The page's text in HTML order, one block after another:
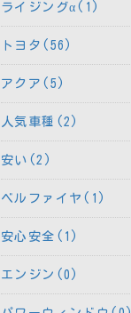
ライジングα(1)
トヨタ(56)
アクア(5)
人気車種(2)
安い(2)
ベルファイヤ(1)
安心安全(1)
エンジン(0)